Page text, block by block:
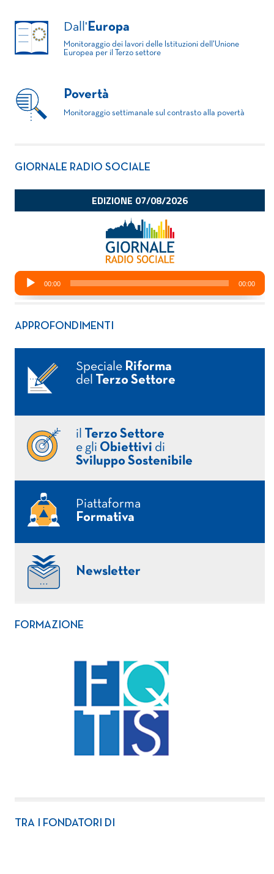
Dall' Europa
Monitoraggio dei lavori delle Istituzioni dell'Unione
Europea per il Terzo settore
Povertà
Monitoraggio settimanale sul contrasto alla povertà
GIORNALE RADIO SOCIALE
APPROFONDIMENTI
Speciale Riforma
del
Terzo Settore
il
Terzo Settore
e gli Obiettivi di
Sviluppo Sostenibile
Piattaforma
Formativa
Newsletter
FORMAZIONE
TRA I FONDATORI DI